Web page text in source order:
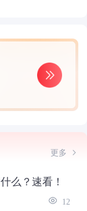
更多
么？速看！
12